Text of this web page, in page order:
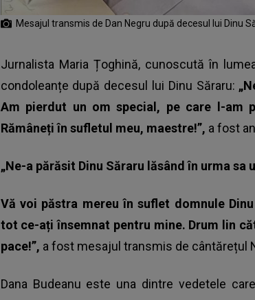
Mesajul transmis de Dan Negru după decesul lui Dinu
Jurnalista Maria Țoghină, cunoscută în
condoleanțe după decesul lui Dinu Săraru:
Am pierdut un om special, pe care l-am
Rămâneți în sufletul meu, maestre!”, a fost
„Ne-a părăsit Dinu Săraru lăsând în urma
Vă voi păstra mereu în suflet domnule
tot ce-ați însemnat pentru mine. Drum lin
pace!”, a fost mesajul transmis de cântărețul
Dana Budeanu este una dintre vedetele